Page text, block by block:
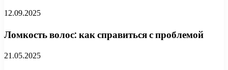
12.09.2025
Ломкость волос: как справиться с проблемой
21.05.2025